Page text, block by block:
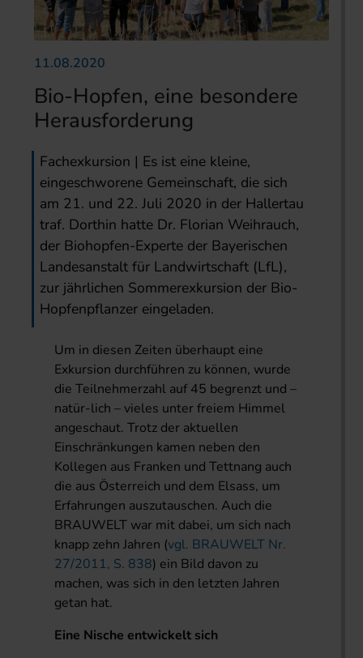
11.08.2020
Bio-Hopfen, eine besondere
Herausforderung
Fachexkursion | Es ist eine kleine,
eingeschworene Gemeinschaft, die sich
am 21. und 22. Juli 2020 in der Hallertau
traf. Dorthin hatte Dr. Florian Weihrauch,
der Biohopfen-Experte der Bayerischen
Landesanstalt für Landwirtschaft (LfL),
zur jährlichen Sommerexkursion der Bio-
Hopfenpflanzer eingeladen.
Um in diesen Zeiten überhaupt eine
Exkursion durchführen zu können, wurde
die Teilnehmerzahl auf 45 begrenzt und –
natür-lich – vieles unter freiem Himmel
angeschaut. Trotz der aktuellen
Einschränkungen kamen neben den
Kollegen aus Franken und Tettnang auch
die aus Österreich und dem Elsass, um
Erfahrungen auszutauschen. Auch die
BRAUWELT war mit dabei, um sich nach
knapp zehn Jahren (vgl. BRAUWELT Nr.
27/2011, S. 838) ein Bild davon zu
machen, was sich in den letzten Jahren
getan hat.
Eine Nische entwickelt sich